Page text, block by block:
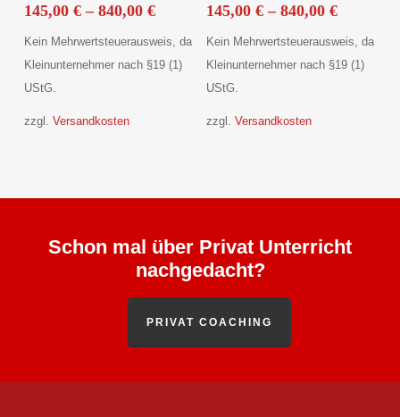
mehrere
Varianten
auf.
Die
können
Produktseite
werden
145,00 €– 840,00 €
Kein Mehrwertsteuerausweis, da
Kleinunternehmer nach §19 (1)
UStG.
zzgl. Versandkosten
mehrere
Varianten
auf.
Die
können
Produktseite
werden
145,00€ –840,00€
Kein Mehrwertsteuerausweis, da
Kleinunternehmer nach §19 (1)
UStG.
zzgl.Versandkosten
Schon mal über Privat Unterricht
nachgedacht?
PRIVAT COACHING